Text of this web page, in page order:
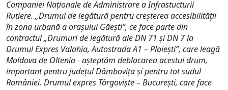
Companiei Naționale de Administrare a Infrastucturii
Rutiere. „Drumul de legătură pentru creșterea accesibilității
în zona urbană a orașului Găești”, ce face parte din
contractul „Drumuri de legătură ale DN 71 și DN 7 la
Drumul Expres Valahia, Autostrada A1 – Ploiești”, care leagă
Moldova de Oltenia - așteptăm deblocarea acestui drum,
important pentru județul Dâmbovița și pentru tot sudul
României. Drumul expres Târgoviște – București, care face